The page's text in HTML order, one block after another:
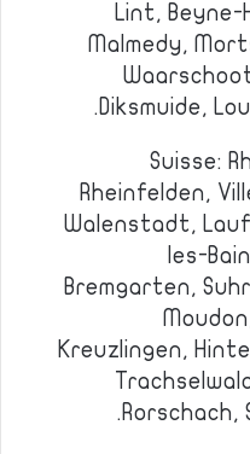
Lint, Beyne-
Malmedy,
Diksmuide,
Suisse:
Rheinfelden,
Walenstadt,
les-
Bremgarten,
Kreuzlingen,